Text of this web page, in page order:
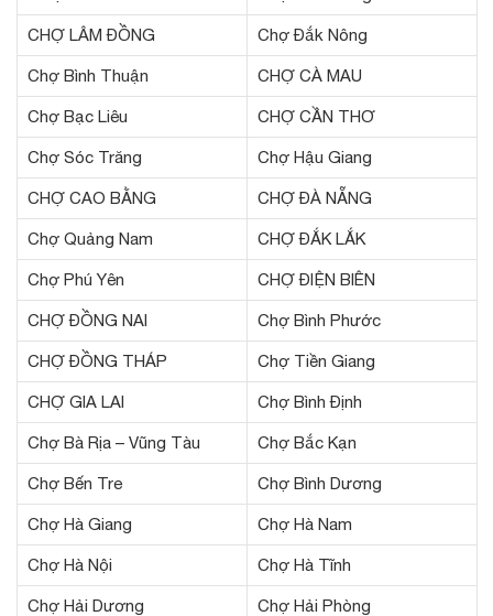
CHỢ LÂM ĐỒNG Chợ Đắk Nông
Chợ Bình Thuận CHỢ CÀ MAU
Chợ Bạc Liêu CHỢ CẦN THƠ
Chợ Sóc Trăng Chợ Hậu Giang
CHỢ CAO BẰNG CHỢ ĐÀ NẴNG
Chợ Quảng Nam CHỢ ĐẮK LẮK
Chợ Phú Yên CHỢ ĐIỆN BIÊN
CHỢ ĐỒNG NAI Chợ Bình Phước
CHỢ ĐỒNG THÁP Chợ Tiền Giang
CHỢ GIA LAI Chợ Bình Định
Chợ Bà Rịa – Vũng Tàu Chợ Bắc Kạn
Chợ Bến Tre Chợ Bình Dương
Chợ Hà Giang Chợ Hà Nam
Chợ Hà Nội Chợ Hà Tĩnh
Chợ Hải Dương Chợ Hải Phòng